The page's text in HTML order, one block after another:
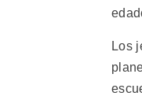
Los